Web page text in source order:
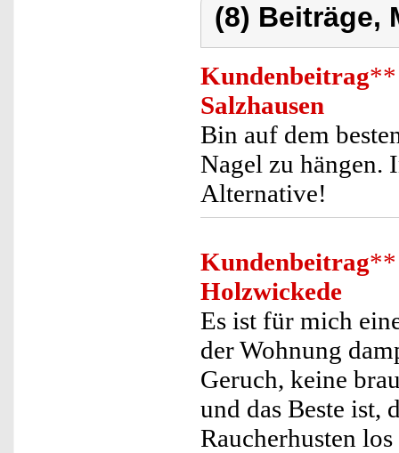
(8) Beiträge,
Kundenbeitrag**
Salzhausen
Bin auf dem
Nagel zu hängen.
Alternative!
Kundenbeitrag**
Holzwickede
Es ist für mich
der Wohnung
Geruch, keine
und das Beste ist,
Raucherhusten